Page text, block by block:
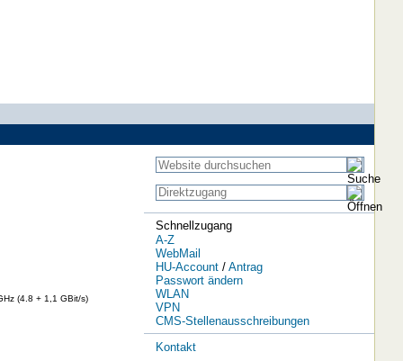
(4.8 + 1,1 GBit/s)
Schnellzugang
A-Z
WebMail
HU-Account/ Antrag
Passwort ändern
WLAN
VPN
CMS-Stellenausschreibungen
Kontakt